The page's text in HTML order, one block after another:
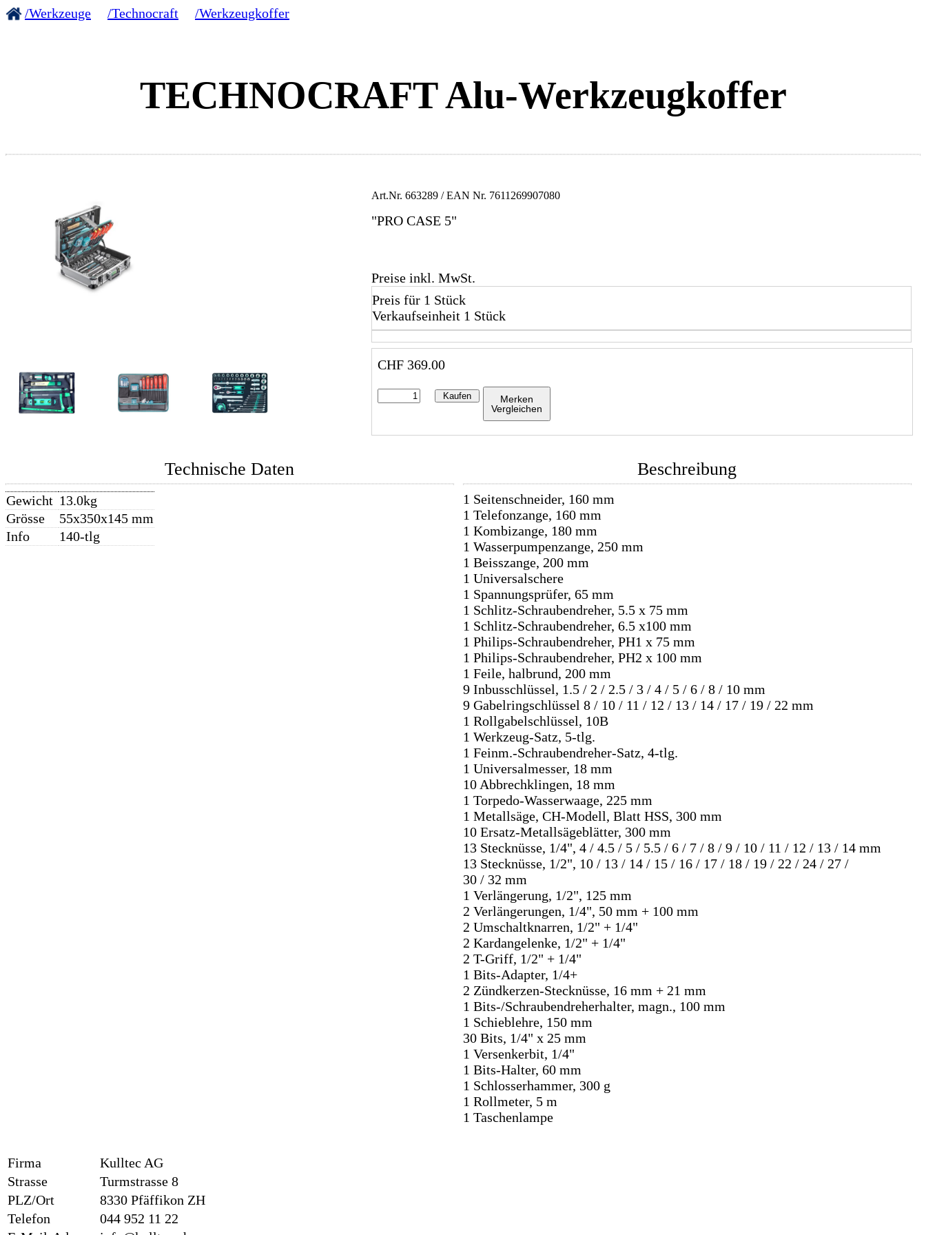
/Werkzeuge /Technocraft /Werkzeugkoffer
TECHNOCRAFT Alu-Werkzeugkoffer
Art.Nr.663289 / EAN Nr. 7611269907080
"PRO CASE 5"
Preise inkl. MwSt.
Preis für 1 Stück
Verkaufseinheit 1 Stück
CHF 369.00
Kaufen
Merken
Vergleichen
Technische Daten
Gewicht 13.0kg
Grösse
55x350x145 mm
Info
140-tlg
Beschreibung
1 Seitenschneider, 160 mm
1 Telefonzange, 160 mm
1 Kombizange, 180 mm
1 Wasserpumpenzange, 250 mm
1 Beisszange, 200 mm
1 Universalschere
1 Spannungsprüfer, 65 mm
1 Schlitz-Schraubendreher, 5.5 x 75 mm
1 Schlitz-Schraubendreher, 6.5 x100 mm
1 Philips-Schraubendreher, PH1 x 75 mm
1 Philips-Schraubendreher, PH2 x 100 mm
1 Feile, halbrund, 200 mm
9 Inbusschlüssel, 1.5 / 2 / 2.5 / 3 / 4 / 5 / 6 / 8 / 10 mm
9 Gabelringschlüssel 8 / 10 / 11 / 12 / 13 / 14 / 17 / 19 / 22 mm
1 Rollgabelschlüssel, 10B
1 Werkzeug-Satz, 5-tlg.
1 Feinm.-Schraubendreher-Satz, 4-tlg.
1 Universalmesser, 18 mm
10 Abbrechklingen, 18 mm
1 Torpedo-Wasserwaage, 225 mm
1 Metallsäge, CH-Modell, Blatt HSS, 300 mm
10 Ersatz-Metallsägeblätter, 300 mm
13 Stecknüsse, 1/4", 4 / 4.5 / 5 / 5.5 / 6 / 7 / 8 / 9 / 10 / 11 / 12 / 13 / 14 mm
13 Stecknüsse, 1/2", 10 / 13 / 14 / 15 / 16 / 17 / 18 / 19 / 22 / 24 / 27 /
30 / 32 mm
1 Verlängerung, 1/2", 125 mm
2 Verlängerungen, 1/4", 50 mm + 100 mm
2 Umschaltknarren, 1/2" + 1/4"
2 Kardangelenke, 1/2" + 1/4"
2 T-Griff, 1/2" + 1/4"
1 Bits-Adapter, 1/4+
2 Zündkerzen-Stecknüsse, 16 mm + 21 mm
1 Bits-/Schraubendreherhalter, magn., 100 mm
1 Schieblehre, 150 mm
30 Bits, 1/4" x 25 mm
1 Versenkerbit, 1/4"
1 Bits-Halter, 60 mm
1 Schlosserhammer, 300 g
1 Rollmeter, 5 m
1 Taschenlampe
Firma
Kulltec AG
Strasse
Turmstrasse 8
PLZ/Ort
8330 Pfäffikon ZH
Telefon
044 952 11 22